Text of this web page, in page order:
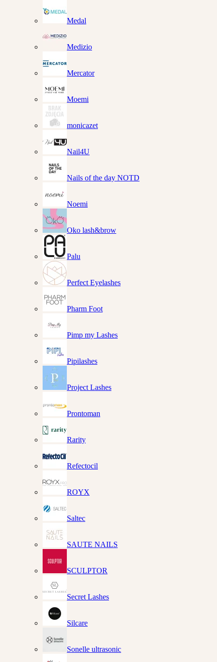
Medal
Medizio
Mercator
Moemi
monicazet
Nail4U
Nails of the day NOTD
Noemi
Oko lash&brow
Palu
Perfect Eyelashes
Pharm Foot
Pimp my Lashes
Pipilashes
Project Lashes
Prontoman
Rarity
Refectocil
ROYX
Saltec
SAUTE NAILS
SCULPTOR
Secret Lashes
Silcare
Sonelle ultrasonic